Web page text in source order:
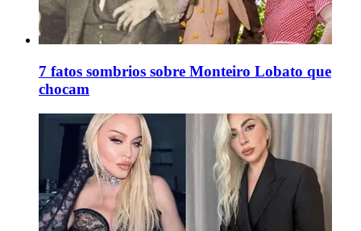
7 fatos sombrios sobre Monteiro Lobato que
chocam